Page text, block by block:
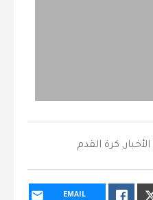
الأخبار, كرة القدم
EMAIL